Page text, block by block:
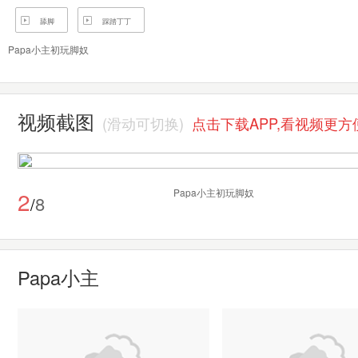
舔脚 踩踏丁丁
Papa小主初玩脚奴
视频截图 (滑动可切换) 点击下载APP,看视频更方
Papa小主初玩脚奴
Papa小主